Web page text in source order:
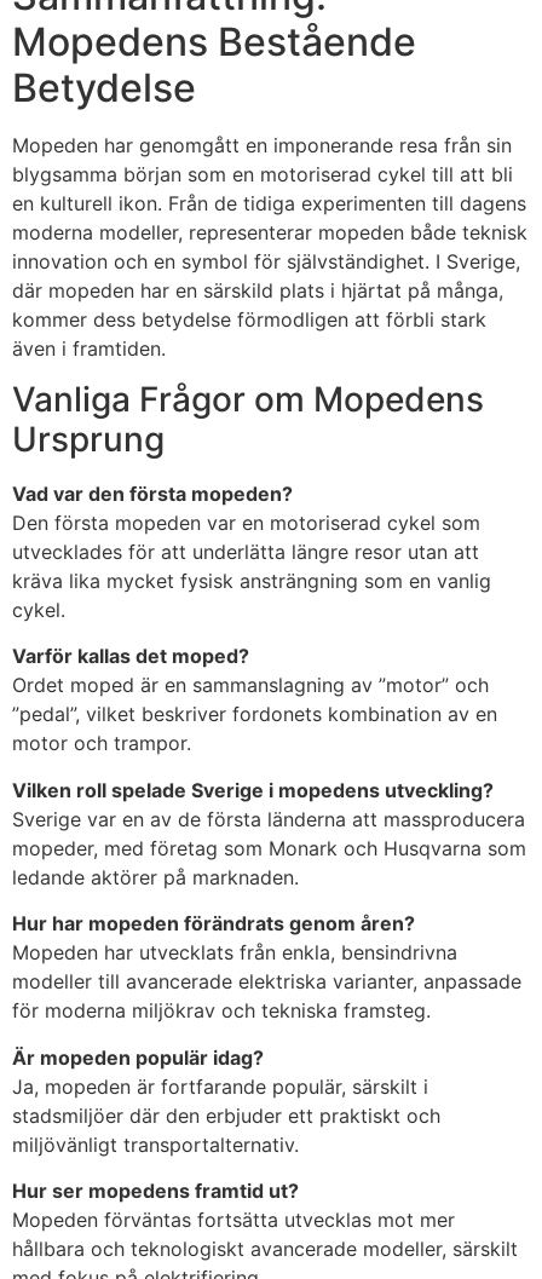
Mopedens Bestående
Betydelse
Mopeden har genomgått en imponerande resa från sin
blygsamma början som en motoriserad cykel till att bli
en kulturell ikon. Från de tidiga experimenten till dagens
moderna modeller, representerar mopeden både teknisk
innovation och en symbol för självständighet. I Sverige,
där mopeden har en särskild plats i hjärtat på många,
kommer dess betydelse förmodligen att förbli stark
även i framtiden.
Vanliga Frågor om Mopedens
Ursprung
Vad var den första mopeden?
Den första mopeden var en motoriserad cykel som
utvecklades för att underlätta längre resor utan att
kräva lika mycket fysisk ansträngning som en vanlig
cykel.
Varför kallas det moped?
Ordet moped är en sammanslagning av ”motor” och
”pedal”, vilket beskriver fordonets kombination av en
motor och trampor.
Vilken roll spelade Sverige i mopedens utveckling?
Sverige var en av de första länderna att massproducera
mopeder, med företag som Monark och Husqvarna som
ledande aktörer på marknaden.
Hur har mopeden förändrats genom åren?
Mopeden har utvecklats från enkla, bensindrivna
modeller till avancerade elektriska varianter, anpassade
för moderna miljökrav och tekniska framsteg.
Är mopeden populär idag?
Ja, mopeden är fortfarande populär, särskilt i
stadsmiljöer där den erbjuder ett praktiskt och
miljövänligt transportalternativ.
Hur ser mopedens framtid ut?
Mopeden förväntas fortsätta utvecklas mot mer
hållbara och teknologiskt avancerade modeller, särskilt